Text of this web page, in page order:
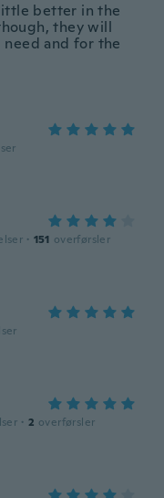
better in the
they will
and for the
· 151 overførsler
· 2 overførsler